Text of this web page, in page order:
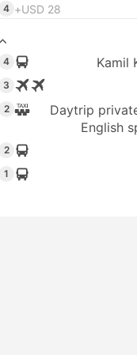
USD 28+
4
Kamil
4
3
Daytrip
English
2
2
1